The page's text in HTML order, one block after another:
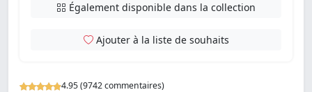
4.95 (9742 commentaires)
Également disponible dans la collection
Ajouter à la liste de souhaits